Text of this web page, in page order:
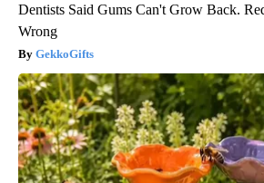
Dentists Said Gums Can't Grow Back.
Wrong
GekkoGifts